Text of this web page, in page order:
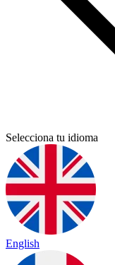
Selecciona tu idioma
English